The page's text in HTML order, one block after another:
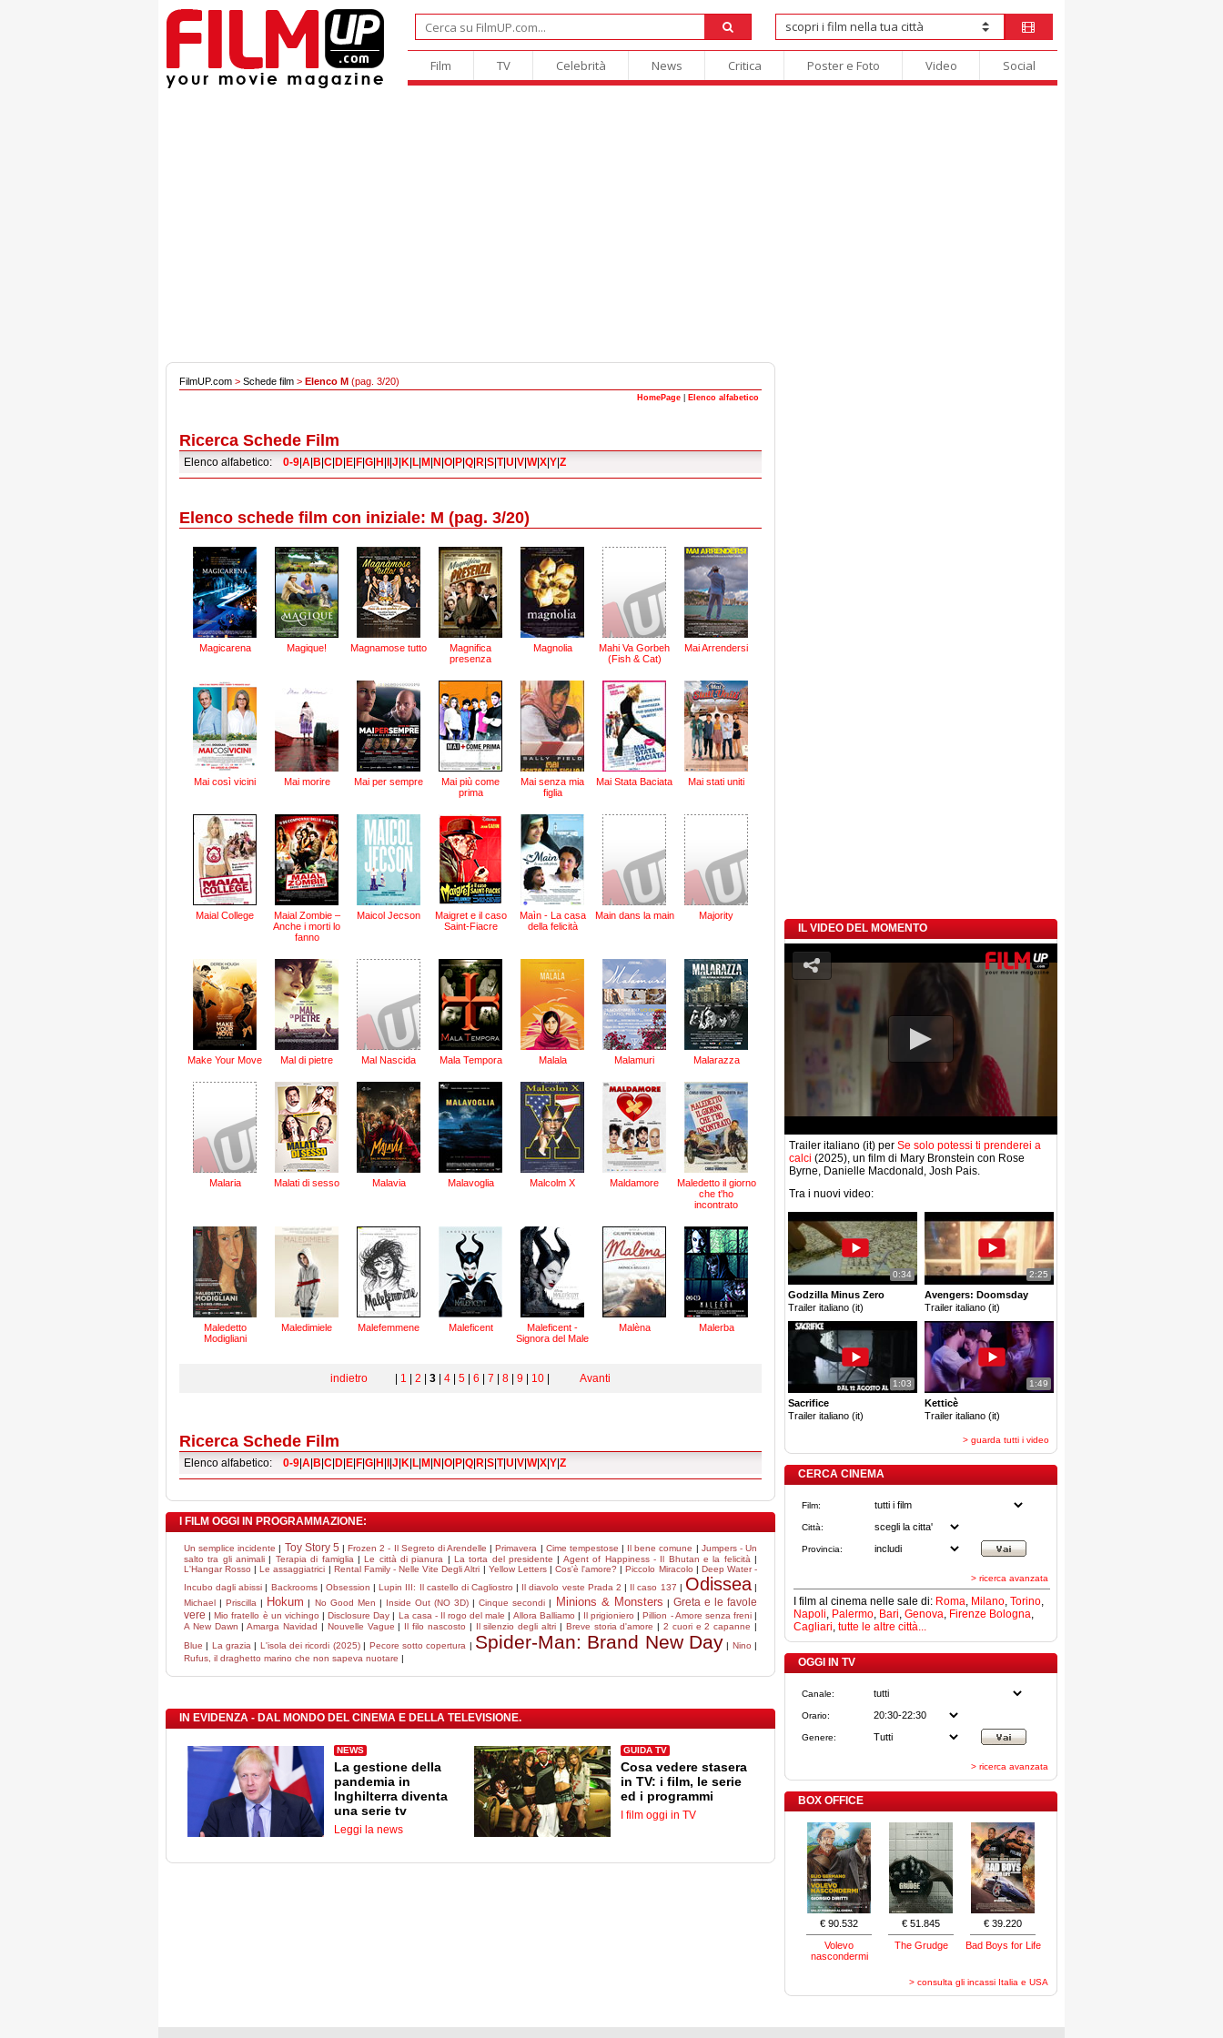
Film TV Celebrità News Critica Poster e Foto Video Social
FilmUP.com > Schede film > Elenco M (pag. 3/20)
HomePage Elenco alfabetico
Ricerca Schede Film
Elenco alfabetico: 0-9 A B C D E F G H J K L M N O P Q R S T|U V W|X Y Z
Elenco schede film con iniziale: M (pag. 3/20)
Magicarena Magique! Magnamose tutto
Magnifica
presenza
Magnolia
Mahi Va Gorbeh
(Fish & Cat)
Mai Arrendersi
Mai così vicini Mai morire Mai per sempre
Mai più come
prima
Mai senza mia
figlia
Mai Stata Baciata Mai stati uniti
Maial College
Maial Zombie –
Anche i morti lo
fanno
Maicol Jecson
Maigret e il caso
Saint-Fiacre
Maìn - La casa
della felicità
Main dans la main Majority
Make Your Move Mal di pietre Mal Nascida Mala Tempora Malala Malamuri Malarazza
Malaria Malati di sesso Malavia Malavoglia Malcolm X Maldamore
Maledetto il giorno
che t'ho
incontrato
Maledetto
Modigliani
Maledimiele Malefemmene Maleficent
Maleficent -
Signora del Male
Malèna Malerba
indietro 1 2 3 4 5 6 7 8 9 10 Avanti
Ricerca Schede Film
Elenco alfabetico: 0-9 A B C D E F G H J K L M N O P Q R S T|U V W|X Y Z
I FILM OGGI IN PROGRAMMAZIONE:
Un semplice incidente | Toy Story 5 |Frozen 2 - Il Segreto di Arendelle |Primavera | Cime tempestose | Il bene comune | Jumpers - Un
salto tra gli animali | Terapia di famiglia |Le città di pianura |La torta del presidente | Agent of Happiness - Il Bhutan e la felicità |
L'Hangar Rosso |Le assaggiatrici | Rental Family - Nelle Vite Degli Altri | Yellow Letters|Cos'è l'amore? |Piccolo Miracolo | Deep Water -
Incubo dagli abissi | Backrooms| Obsession |Lupin III: Il castello di Cagliostro | Il diavolo veste Prada 2 | Il caso 137 | Odissea|
Michael |Priscilla | Hokum | No Good Men | Inside Out (NO 3D) |Cinque secondi | Minions & Monsters | Greta e le favole
vere |Mio fratello è un vichingo |Disclosure Day | La casa - Il rogo del male | Allora Balliamo | Il prigioniero |Pillion - Amore senza freni |
A New Dawn |Amarga Navidad | Nouvelle Vague | Il filo nascosto | Il silenzio degli altri | Breve storia d'amore |2 cuori e 2 capanne |
Blue | La grazia | L'isola dei ricordi (2025)| Pecore sotto copertura | Spider-Man: Brand New Day | Nino |
Rufus, il draghetto marino che non sapeva nuotare |
IN EVIDENZA - DAL MONDO DEL CINEMA E DELLA TELEVISIONE.
NEWS
La gestione della
pandemia in
Inghilterra diventa
una serie tv
Leggi la news
GUIDA TV
Cosa vedere stasera
in TV: i film, le serie
ed i programmi
I film oggi in TV
IL VIDEO DEL MOMENTO
Trailer italiano (it) per Se solo potessi ti prenderei a
calci (2025), un film di Mary Bronstein con Rose
Byrne, Danielle Macdonald, Josh Pais.
Tra i nuovi video:
0:34
Godzilla Minus Zero
Trailer italiano (it)
2:25
Avengers: Doomsday
Trailer italiano (it)
1:03
Sacrifice
Trailer italiano (it)
1:49
Ketticè
Trailer italiano (it)
> guarda tutti i video
CERCA CINEMA
Film:
Città:
Provincia:
> ricerca avanzata
I film al cinema nelle sale di: Roma, Milano, Torino,
Napoli, Palermo, Bari, Genova, Firenze Bologna,
Cagliari, tutte le altre città...
OGGI IN TV
Canale:
Orario:
Genere:
> ricerca avanzata
BOX OFFICE
€ 90.532
Volevo
nascondermi
€ 51.845
The Grudge
€ 39.220
Bad Boys for Life
> consulta gli incassi Italia e USA